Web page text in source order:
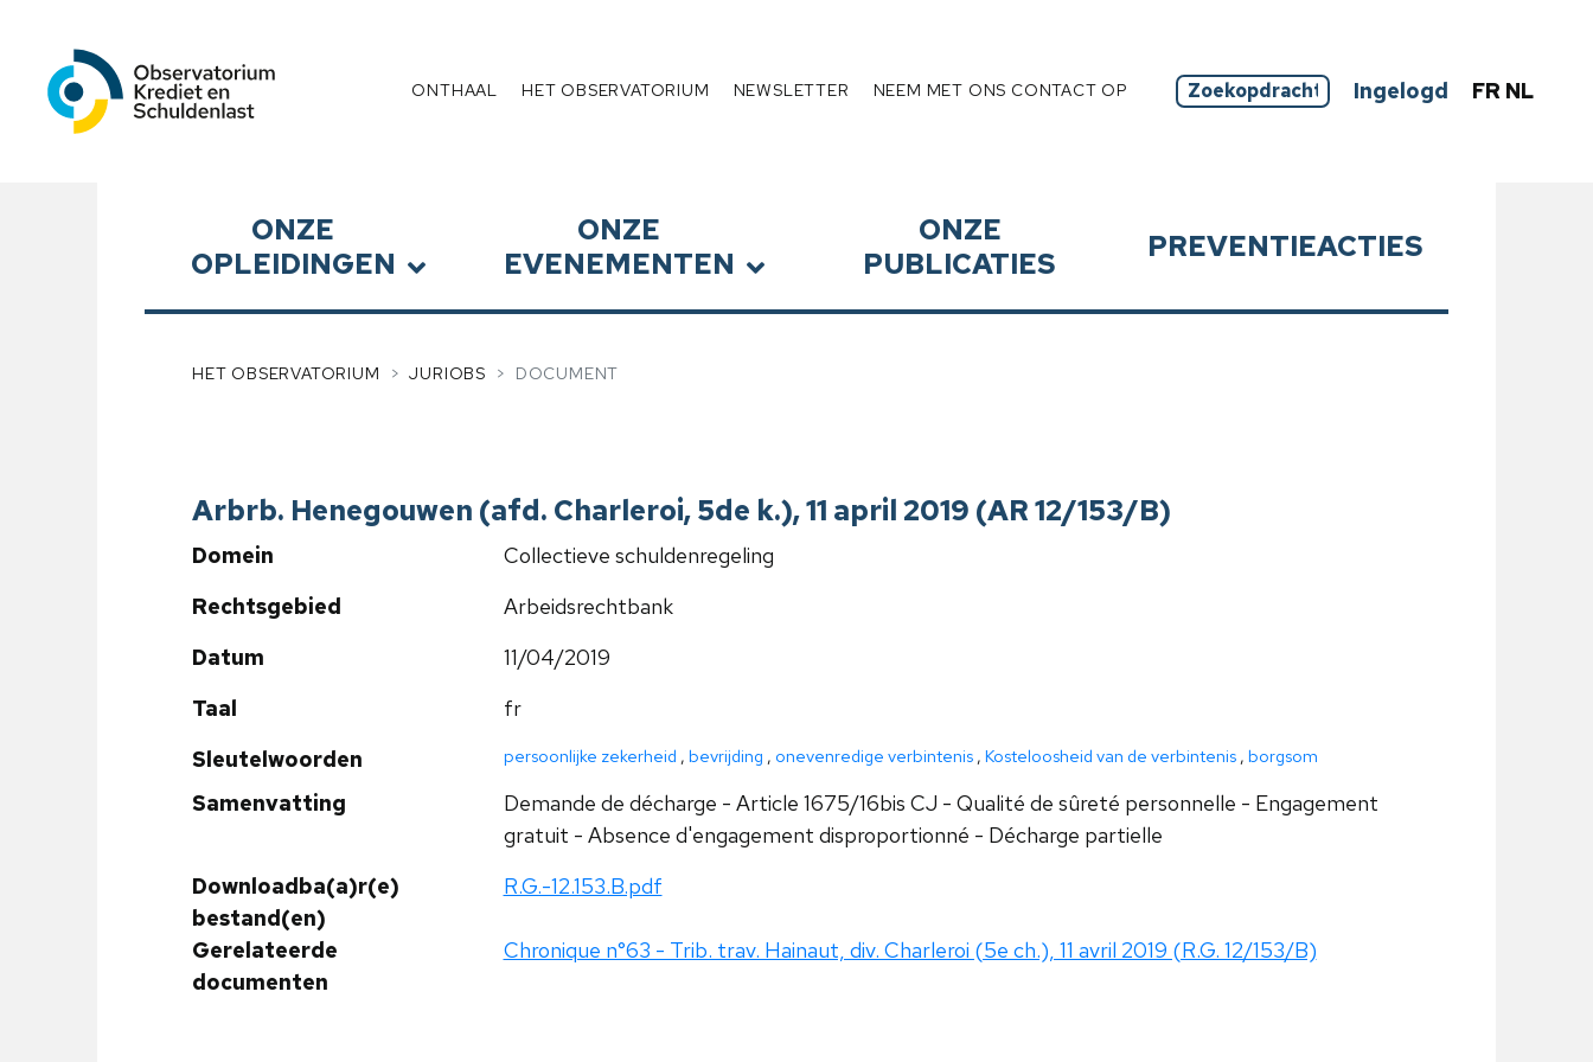
Observatorium Krediet en Schuldenlast
Menu
ONTHAAL HET OBSERVATORIUM NEWSLETTER NEEM MET ONS CONTACT OP Ingelogd FR NL
ONZE
OPLEIDINGEN
ONZE
EVENEMENTEN
ONZE
PUBLICATIES
PREVENTIEACTIES
HET OBSERVATORIUM JURIOBS DOCUMENT
Arbrb. Henegouwen (afd. Charleroi, 5de k.), 11 april 2019 (AR 12/153/B)
Domein
Collectieve schuldenregeling
Rechtsgebied
Arbeidsrechtbank
Datum
11/04/2019
Taal
fr
Sleutelwoorden
persoonlijke zekerheid , bevrijding , onevenredige verbintenis, Kosteloosheid van de verbintenis, borgsom
Samenvatting
Demande de décharge - Article 1675/16bis CJ - Qualité de sûreté personnelle - Engagement
gratuit - Absence d'engagement disproportionné - Décharge partielle
Downloadba(a)r(e)
bestand(en)
R.G.-12.153.B.pdf
Gerelateerde
documenten
Chronique n°63 - Trib. trav. Hainaut, div. Charleroi (5e ch.), 11 avril 2019 (R.G. 12/153/B)